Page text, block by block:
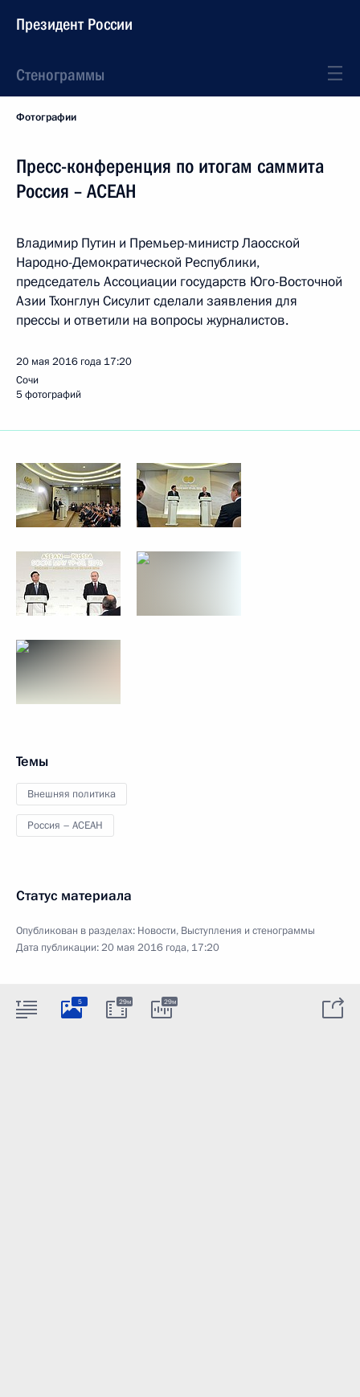
Президент России
Стенограммы
Фотографии
Пресс-конференция по итогам саммита
Россия – АСЕАН
Владимир Путин и Премьер-министр Лаосской
Народно-Демократической Республики,
председатель Ассоциации государств Юго-Восточной
Азии Тхонглун Сисулит сделали заявления для
прессы и ответили на вопросы журналистов.
20 мая 2016 года 17:20
Сочи
5 фотографий
Темы
Внешняя политика
Россия – АСЕАН
Статус материала
Опубликован в разделах: Новости, Выступления и стенограммы
Дата публикации:20 мая 2016 года, 17:20
5 29м 29м